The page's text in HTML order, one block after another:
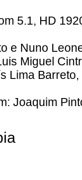
5.1, HD
e Nuno
Miguel
Lima
Joaquim